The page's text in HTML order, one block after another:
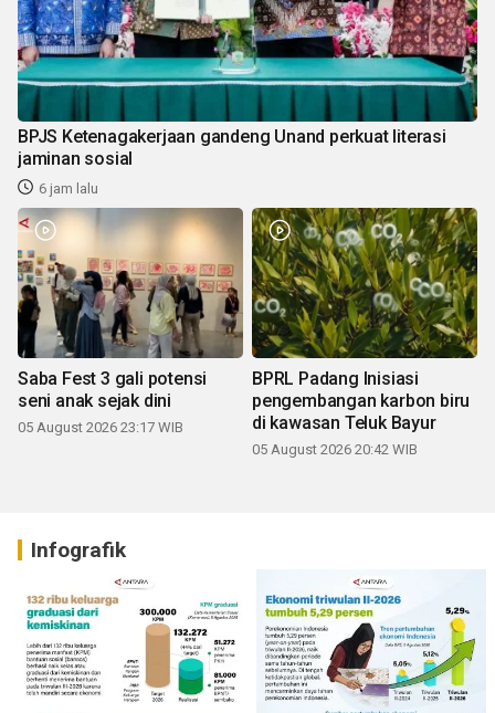
BPJS Ketenagakerjaan gandeng Unand perkuat literasi
jaminan sosial
6 jam lalu
Saba Fest 3 gali potensi
seni anak sejak dini
05 August 2026 23:17 WIB
BPRL Padang Inisiasi
pengembangan karbon biru
di kawasan Teluk Bayur
05 August 2026 20:42 WIB
Infografik